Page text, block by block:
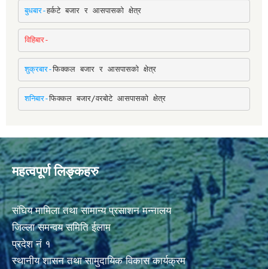
बुधबार-हर्कटे बजार र आसपासको क्षेत्र
विहिबार-
शुक्रबार-फिक्कल बजार र आसपासको क्षेत्र
शनिबार-फिक्कल बजार/वरबोटे आसपासको क्षेत्र
महत्वपूर्ण लिङ्कहरु
संघिय मामिला तथा सामान्य प्रसाशन मन्नालय
जिल्ला समन्वय समिति ईलाम
प्रदेश नं १
स्थानीय शासन तथा सामुदायिक विकास कार्यक्रम